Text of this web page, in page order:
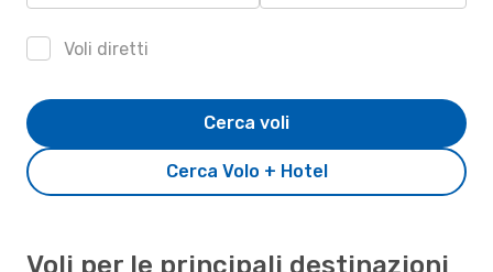
Voli diretti
Cerca Volo + Hotel
Cerca voli
Voli per le principali destinazioni